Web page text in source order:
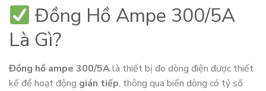
Đồng Hồ Ampe 300/5A
Là Gì?
Đồng hồ ampe 300/5Alà thiết bị đo dòng điện được thiết
kế để hoạt động gián tiếp, thông qua biến dòng có tỷ số